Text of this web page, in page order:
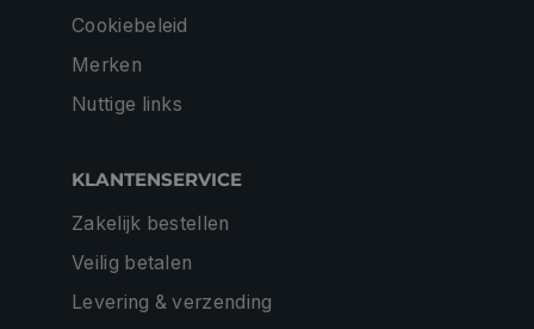
Cookiebeleid
Merken
Nuttige links
KLANTENSERVICE
Zakelijk bestellen
Veilig betalen
Levering & verzending